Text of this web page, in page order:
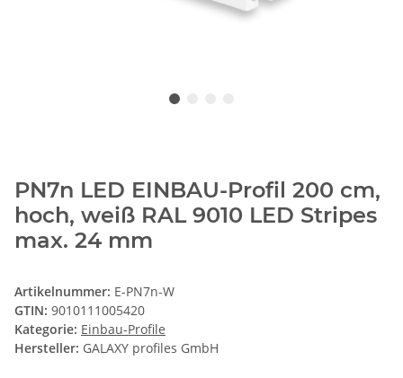
PN7n LED EINBAU-Profil 200 cm,
hoch, weiß RAL 9010 LED Stripes
max. 24 mm
Artikelnummer: E-PN7n-W
GTIN: 9010111005420
Kategorie: Einbau-Profile
Hersteller: GALAXY profiles GmbH